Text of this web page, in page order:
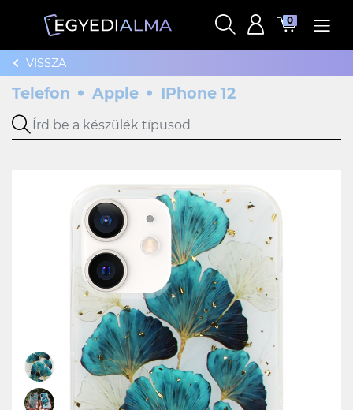
0
VISSZA
Telefon Apple IPhone 12